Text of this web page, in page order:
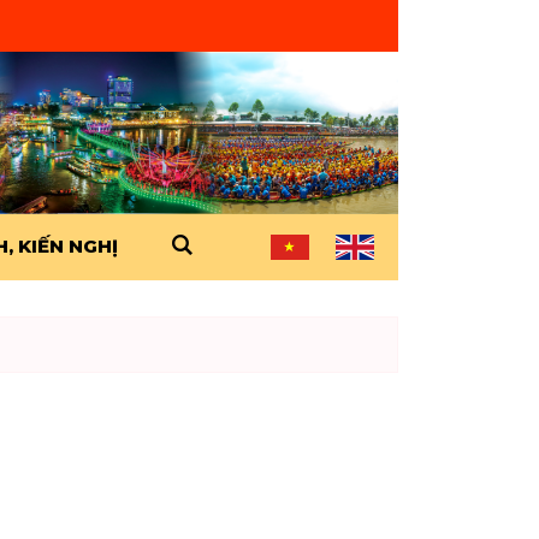
KIẾN NGHỊ